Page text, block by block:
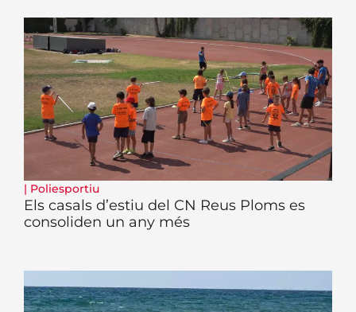
| Poliesportiu
Els casals d’estiu del CN Reus Ploms es
consoliden un any més